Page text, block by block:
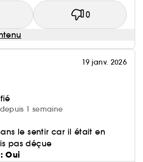
0
19 janv. 2026
1 semaine
le sentir car il était en
pas déçue
Oui